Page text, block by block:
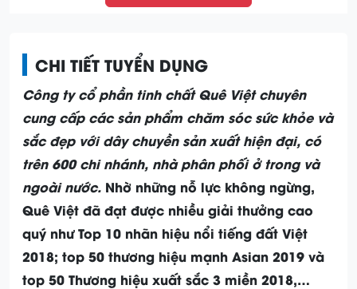
CHI TIẾT TUYỂN DỤNG
Công ty cổ phần tinh chất Quê Việt chuyên
cung cấp các sản phẩm chăm sóc sức khỏe và
sắc đẹp với dây chuyền sản xuất hiện đại, có
trên 600 chi nhánh, nhà phân phối ở trong và
ngoài nước. Nhờ những nỗ lực không ngừng,
Quê Việt đã đạt được nhiều giải thưởng cao
quý như Top 10 nhãn hiệu nổi tiếng đất Việt
2018; top 50 thương hiệu mạnh Asian 2019 và
top 50 Thương hiệu xuất sắc 3 miền 2018,…